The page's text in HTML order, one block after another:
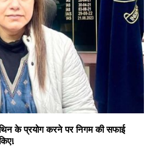
के प्रयोग करने पर निगम की सफाई